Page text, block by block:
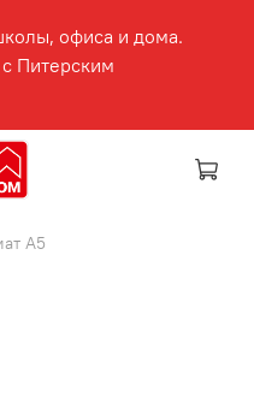
офиса и дома.
Питерским
А5